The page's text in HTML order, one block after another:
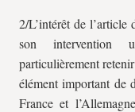
2/L’intérêt de
son intervention
particulièrement
élément important de
France et